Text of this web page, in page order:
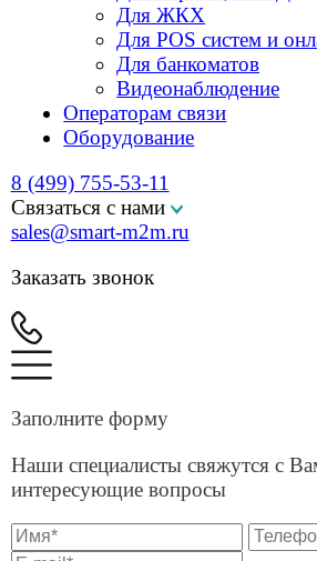
8 (499) 755-53-11
Связаться с нами
sales@smart-m2m.ru
Заказать звонок
Заполните форму
интересующие вопросы
Отправить
Нажимая «Отправить», вы соглашаетесь с
политикой конфиденциальности сайта
Заказать оборудование
Оборудование: